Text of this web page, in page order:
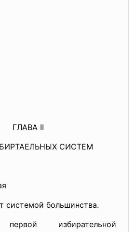
ГЛАВА II
СИСТЕМ
системой большинства.
первой избирательной